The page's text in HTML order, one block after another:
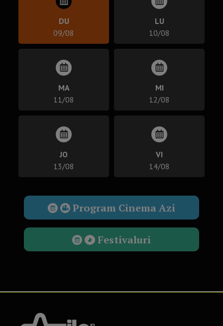
DU
09/08
LU
10/08
MA
11/08
MI
12/08
JO
13/08
VI
14/08
Program Cinema Azi
Festivaluri